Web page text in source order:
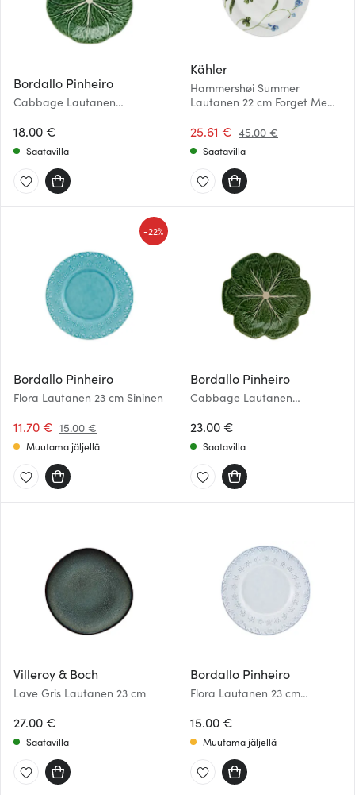
Bordallo Pinheiro
Cabbage Lautanen
18.00 €
Saatavilla
Kähler
Hammershøi Summer
Lautanen 22 cm Forget Me
25.61 € 45.00 €
Saatavilla
Bordallo Pinheiro
Flora Lautanen 23 cm Sininen
11.70 € 15.00 €
-22%
Muutama jäljellä
Bordallo Pinheiro
Cabbage Lautanen
23.00 €
Saatavilla
Villeroy & Boch
Lave Gris Lautanen 23 cm
27.00 €
Saatavilla
Bordallo Pinheiro
Flora Lautanen 23 cm
15.00 €
Muutama jäljellä